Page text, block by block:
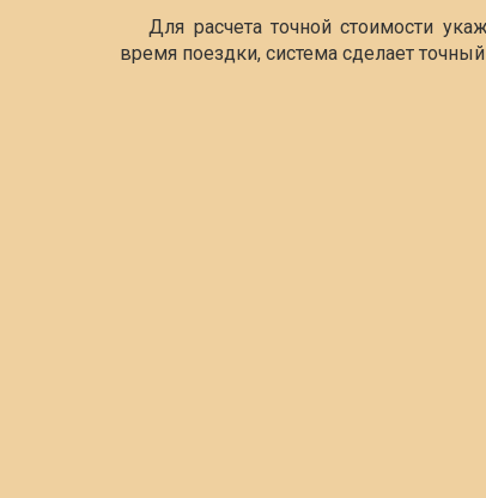
Для расчета точной стоимости
время поездки, система сделает